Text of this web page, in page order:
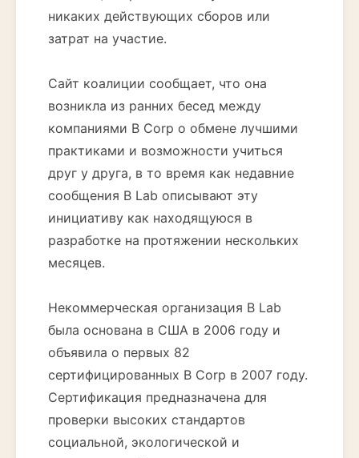
никаких действующих сборов или
затрат на участие.
Сайт коалиции сообщает, что она
возникла из ранних бесед между
компаниями B Corp о обмене лучшими
практиками и возможности учиться
друг у друга, в то время как недавние
сообщения B Lab описывают эту
инициативу как находящуюся в
разработке на протяжении нескольких
месяцев.
Некоммерческая организация B Lab
была основана в США в 2006 году и
объявила о первых 82
сертифицированных B Corp в 2007 году.
Сертификация предназначена для
проверки высоких стандартов
социальной, экологической и